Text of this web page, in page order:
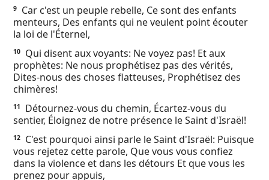
9
Car c'est un peuple rebelle, Ce sont des enfants
menteurs, Des enfants qui ne veulent point écouter
la loi de l'Éternel,
10
Qui disent aux voyants: Ne voyez pas! Et aux
prophètes: Ne nous prophétisez pas des vérités,
Dites-nous des choses flatteuses, Prophétisez des
chimères!
11
Détournez-vous du chemin, Écartez-vous du
sentier, Éloignez de notre présence le Saint d'Israël!
12
C'est pourquoi ainsi parle le Saint d'Israël: Puisque
vous rejetez cette parole, Que vous vous confiez
dans la violence et dans les détours Et que vous les
prenez pour appuis,